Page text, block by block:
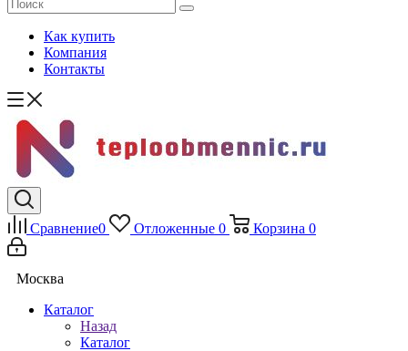
Как купить
Компания
Контакты
Сравнение0 Отложенные 0 Корзина 0
Москва
Каталог
Назад
Каталог